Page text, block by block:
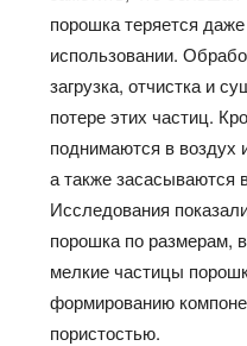
порошка теряется
использовании.
загрузка, отчистка и
потере этих частиц.
поднимаются в воздух
а также засасываются
Исследования
порошка по размерам,
мелкие частицы
формированию
пористостью.